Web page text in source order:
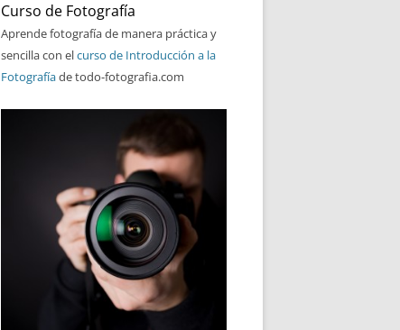
Curso de Fotografía
Aprende fotografía de manera práctica y
sencilla con elcurso de Introducción a la
Fotografíade todo-fotografia.com